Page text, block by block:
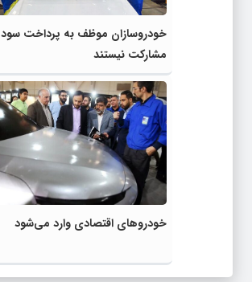
خودروسازان موظف به پرداخت سود
مشارکت نیستند
خودروهای اقتصادی وارد می‌شود